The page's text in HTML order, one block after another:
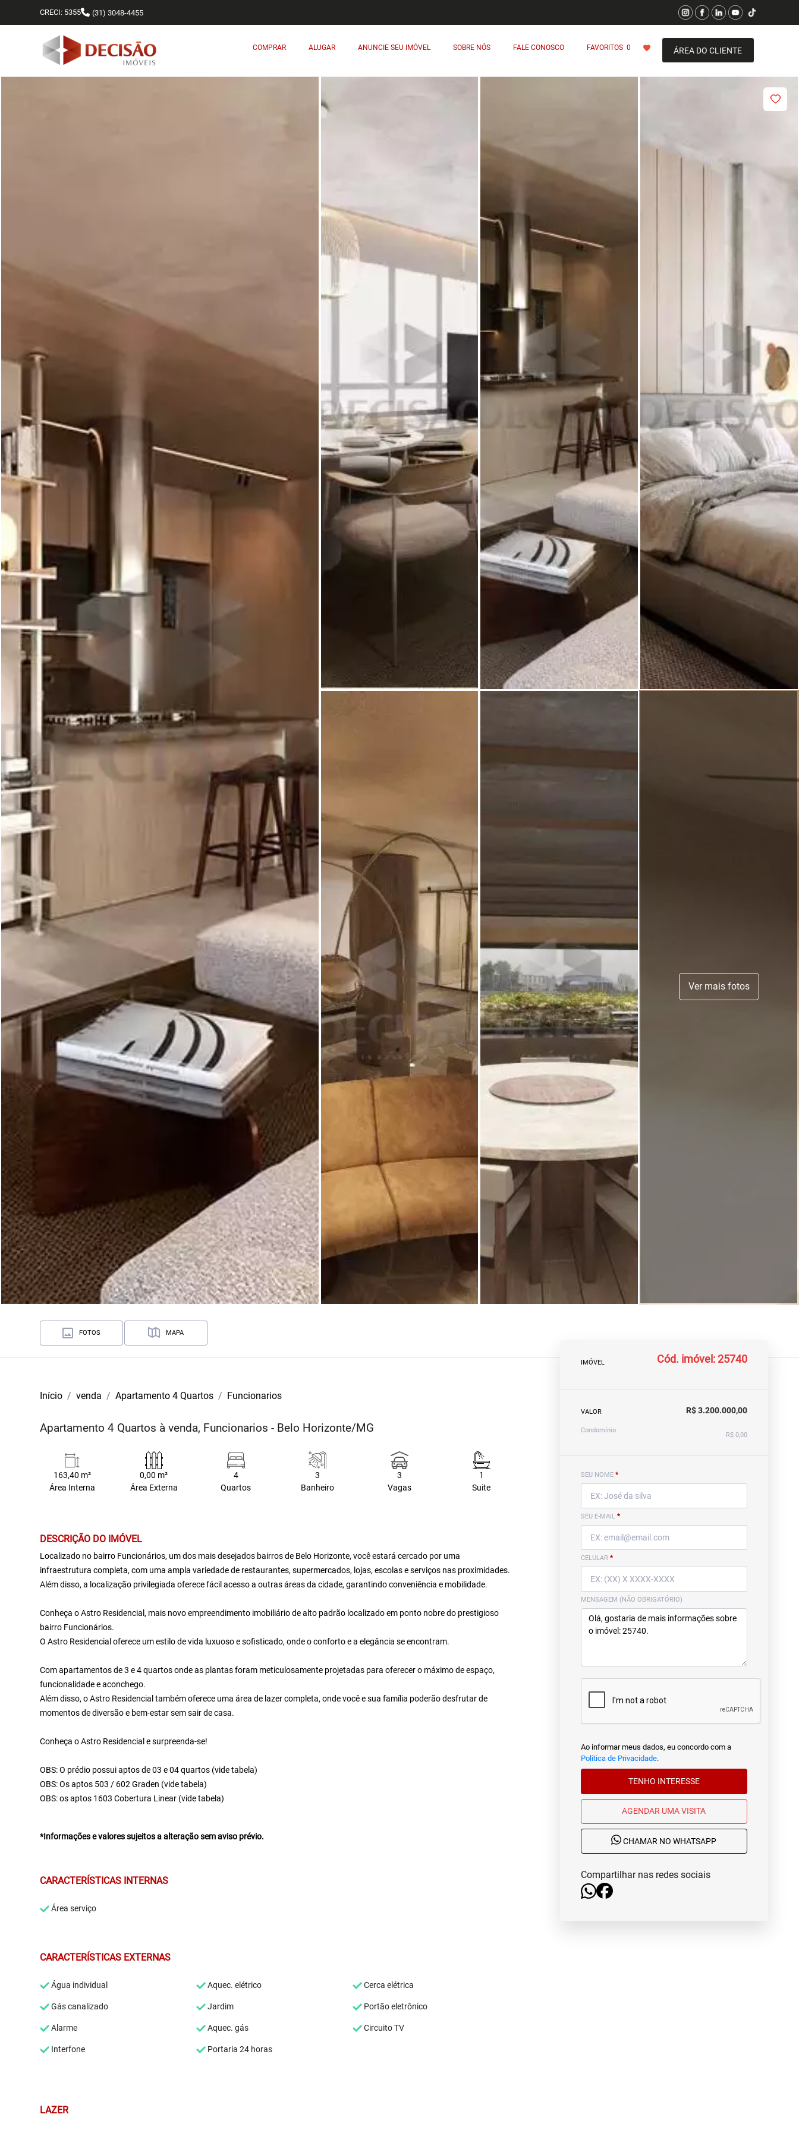
CRECI: 5355 (31) 3048-4455
COMPRAR ALUGAR ANUNCIE SEU IMÓVEL SOBRE NÓS FALE CONOSCO FAVORITOS 0 ÁREA DO CLIENTE
Ver mais fotos
FOTOS MAPA
Início venda Apartamento 4 Quartos Funcionarios
Apartamento 4 Quartos à venda, Funcionarios - Belo Horizonte/MG
163,40 m²
Área Interna
0,00 m²
Área Externa
4
Quartos
3
Banheiro
3
Vagas
1
Suite
DESCRIÇÃO DO IMÓVEL
Localizado no bairro Funcionários, um dos mais desejados bairros de Belo Horizonte, você estará cercado por uma
infraestrutura completa, com uma ampla variedade de restaurantes, supermercados, lojas, escolas e serviços nas proximidades.
Além disso, a localização privilegiada oferece fácil acesso a outras áreas da cidade, garantindo conveniência e mobilidade.
Conheça o Astro Residencial, mais novo empreendimento imobiliário de alto padrão localizado em ponto nobre do prestigioso
bairro Funcionários.
O Astro Residencial oferece um estilo de vida luxuoso e sofisticado, onde o conforto e a elegância se encontram.
Com apartamentos de 3 e 4 quartos onde as plantas foram meticulosamente projetadas para oferecer o máximo de espaço,
funcionalidade e aconchego.
Além disso, o Astro Residencial também oferece uma área de lazer completa, onde você e sua família poderão desfrutar de
momentos de diversão e bem-estar sem sair de casa.
Conheça o Astro Residencial e surpreenda-se!
OBS: O prédio possui aptos de 03 e 04 quartos (vide tabela)
OBS: Os aptos 503 / 602 Graden (vide tabela)
OBS: os aptos 1603 Cobertura Linear (vide tabela)
*Informações e valores sujeitos a alteração sem aviso prévio.
CARACTERÍSTICAS INTERNAS
Área serviço
CARACTERÍSTICAS EXTERNAS
Água individual Aquec. elétrico Cerca elétrica
Gás canalizado Jardim Portão eletrônico
Alarme Aquec. gás Circuito TV
Interfone Portaria 24 horas
LAZER
IMÓVEL Cód. imóvel: 25740
VALOR R$ 3.200.000,00
Condomínio
R$ 0,00
SEU NOME *
SEU E-MAIL *
CELULAR *
MENSAGEM (NÃO OBRIGATÓRIO)
Ao informar meus dados, eu concordo com a
Política de Privacidade.
TENHO INTERESSE
AGENDAR UMA VISITA
CHAMAR NO WHATSAPP
Compartilhar nas redes sociais